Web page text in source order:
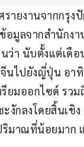
รายงานจากกรุง
อมูลจากสำนักง
ว่า นับตั้งแต่เดือ
นไปยังญี่ปุ่น อา
ยมออกไซด์ รว
งักลงโดยสิ้นเชิง
มาณที่น้อยมาก